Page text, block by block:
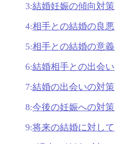
3:結婚妊娠の傾向対策
4:相手との結婚の良悪
5:相手との結婚の意義
6:結婚相手との出会い
7:結婚の出会いの対策
8:今後の妊娠への対策
9:将来の結婚に対して